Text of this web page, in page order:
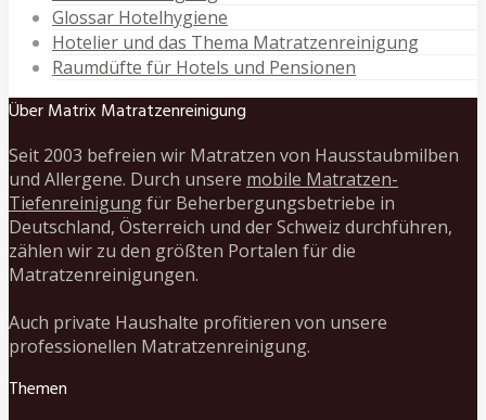
Glossar Hotelhygiene
Hotelier und das Thema Matratzenreinigung
Raumdüfte für Hotels und Pensionen
Über Matrix Matratzenreinigung
Seit 2003 befreien wir Matratzen von Hausstaubmilben
und Allergene. Durch unsere mobile Matratzen-
Tiefenreinigungfür Beherbergungsbetriebe in
Deutschland, Österreich und der Schweiz durchführen,
zählen wir zu den größten Portalen für die
Matratzenreinigungen.
Auch private Haushalte profitieren von unsere
professionellen Matratzenreinigung.
Themen